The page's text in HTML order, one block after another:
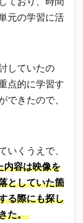
元の学習に活
していたの
点的に学習す
できたので、
いくうえで、
内容は映像を
としていた箇
る際にも探し
た。